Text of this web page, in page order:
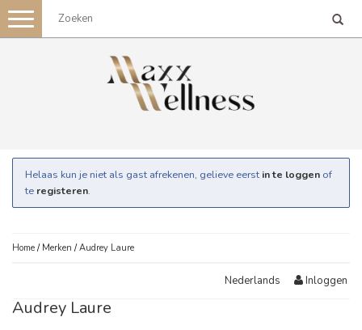
Toggle
navigation
Helaas kun je niet als gast afrekenen, gelieve eerst in te loggen of
te registeren.
Home / Merken /Audrey Laure
Nederlands Inloggen
Audrey Laure